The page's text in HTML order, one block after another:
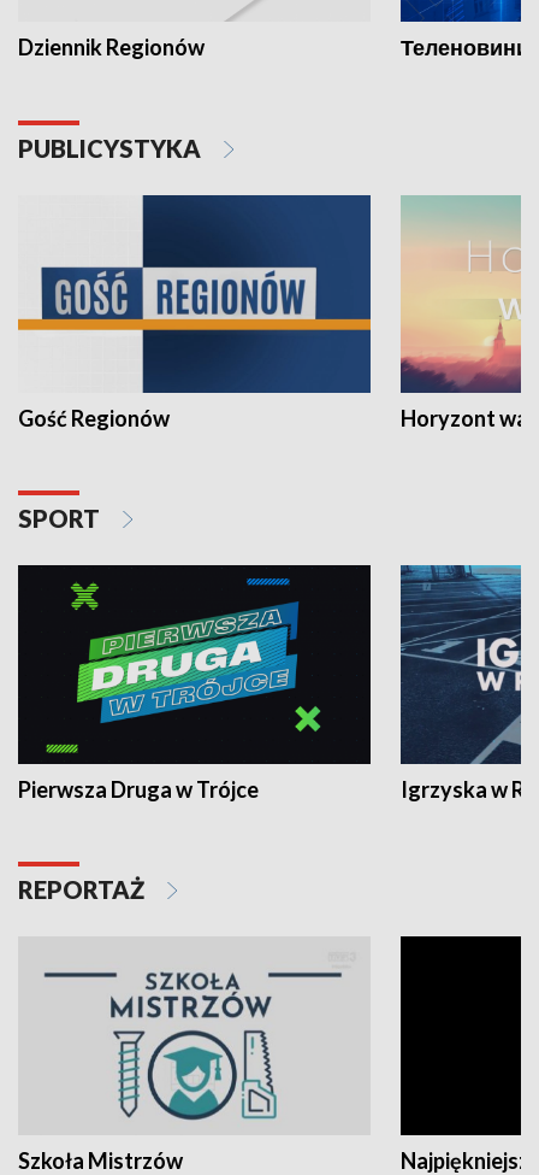
Dziennik Regionów Теленовини
PUBLICYSTYKA
Gość Regionów Horyzont
SPORT
Pierwsza Druga w Trójce Igrzyska w
REPORTAŻ
Szkoła Mistrzów